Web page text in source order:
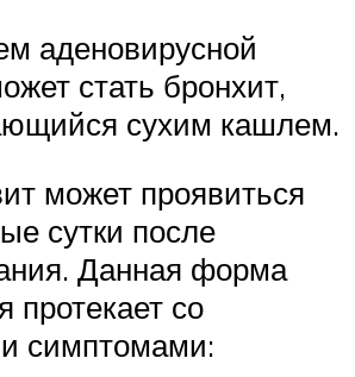
аденовирусной
стать бронхит,
сухим кашлем.
может проявиться
сутки после
Данная форма
протекает со
симптомами: